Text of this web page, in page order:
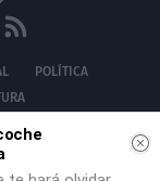
POLÍTICA
POLÍTICA DE COOKIES